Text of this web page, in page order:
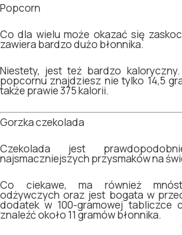
Popcorn
Co dla wielu może okazać się
zawiera bardzo dużo błonnika.
Niestety, jest też bardzo
popcornu znajdziesz nie tylko 14,5
także prawie 375 kalorii.
Gorzka czekolada
Czekolada jest
najsmaczniejszych przysmaków na
Co ciekawe, ma również
odżywczych oraz jest bogata w
dodatek w 100-gramowej tabliczce
znaleźć około 11 gramów błonnika.